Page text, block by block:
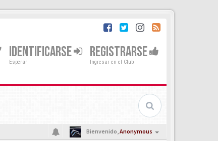
IDENTIFICARSE
Esperar
REGISTRARSE
Ingresar en el Club
Bienvenido,Anonymous